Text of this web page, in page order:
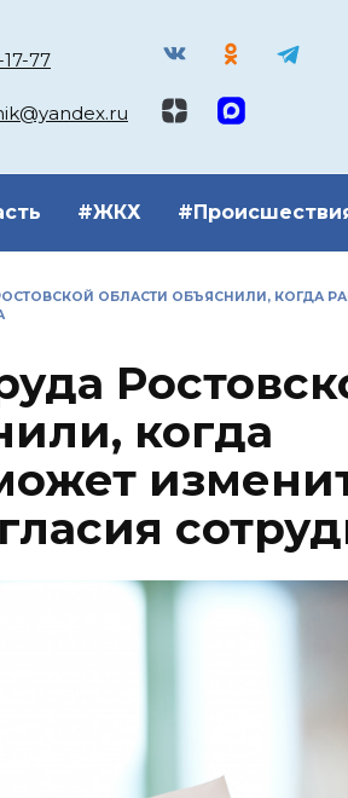
77
#ЖКХ
ОБЛАСТИ ОБЪЯСНИЛИ, КОГДА
когда